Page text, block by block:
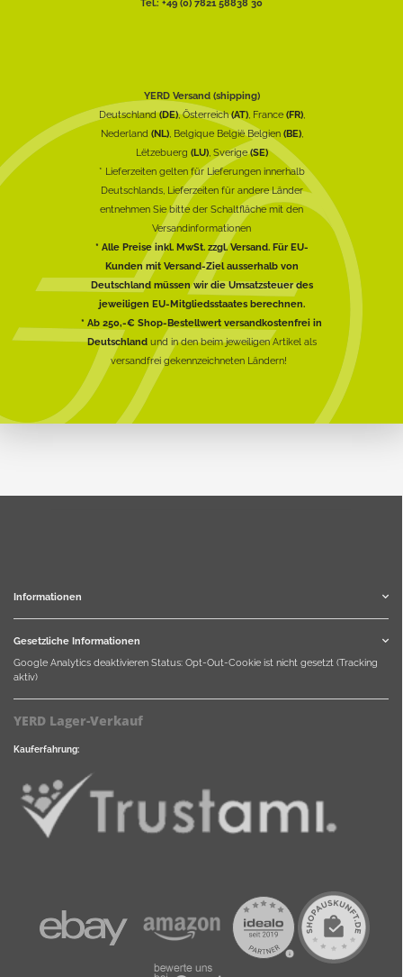
YERD Versand (shipping)
Deutschland(DE), Österreich(AT), France (FR),
Nederland (NL), Belgique België Belgien (BE),
Lëtzebuerg (LU), Sverige(SE)
* Lieferzeiten gelten für Lieferungen innerhalb
Deutschlands, Lieferzeiten für andere Länder
entnehmen Sie bitte der Schaltfläche mit den
Versandinformationen
* Alle Preise inkl. MwSt. zzgl. Versand. Für EU-
Kunden mit Versand-Ziel ausserhalb von
Deutschland müssen wir die Umsatzsteuer des
jeweiligen EU-Mitgliedsstaates berechnen.
* Ab 250,-€ Shop-Bestellwert versandkostenfrei in
Deutschlandund in den beim jeweiligen Artikel als
versandfrei gekennzeichneten Ländern!
Informationen
Gesetzliche Informationen
Google Analytics deaktivieren Status: Opt-Out-Cookie ist nicht gesetzt (Tracking
aktiv)
YERD Lager-Verkauf
Kauferfahrung: